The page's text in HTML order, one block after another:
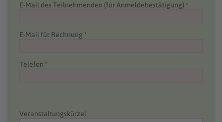
E-Mail des Teilnehmenden (für Anmeldebestätigung) *
E-Mail für Rechnung *
Telefon *
Veranstaltungskürzel